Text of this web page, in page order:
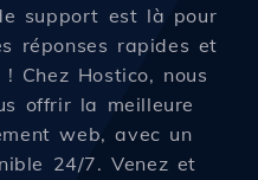
support est là pour
réponses rapides et
Chez Hostico, nous
offrir la meilleure
web, avec un
24/7. Venez et